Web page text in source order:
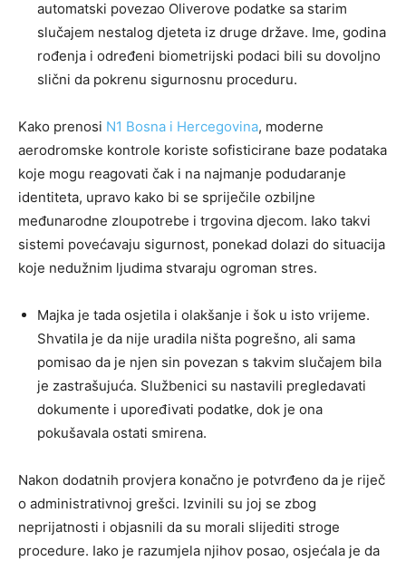
automatski povezao Oliverove podatke sa starim
slučajem nestalog djeteta iz druge države. Ime, godina
rođenja i određeni biometrijski podaci bili su dovoljno
slični da pokrenu sigurnosnu proceduru.
Kako prenosi N1 Bosna i Hercegovina, moderne
aerodromske kontrole koriste sofisticirane baze podataka
koje mogu reagovati čak i na najmanje podudaranje
identiteta, upravo kako bi se spriječile ozbiljne
međunarodne zloupotrebe i trgovina djecom. Iako takvi
sistemi povećavaju sigurnost, ponekad dolazi do situacija
koje nedužnim ljudima stvaraju ogroman stres.
Majka je tada osjetila i olakšanje i šok u isto vrijeme.
Shvatila je da nije uradila ništa pogrešno, ali sama
pomisao da je njen sin povezan s takvim slučajem bila
je zastrašujuća. Službenici su nastavili pregledavati
dokumente i upoređivati podatke, dok je ona
pokušavala ostati smirena.
Nakon dodatnih provjera konačno je potvrđeno da je riječ
o administrativnoj grešci. Izvinili su joj se zbog
neprijatnosti i objasnili da su morali slijediti stroge
procedure. Iako je razumjela njihov posao, osjećala je da